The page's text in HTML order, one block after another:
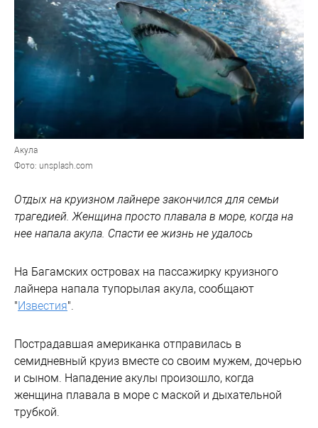
Акула
Фото: unsplash.com
Отдых на круизном лайнере закончился для семьи
трагедией. Женщина просто плавала в море, когда на
нее напала акула. Спасти ее жизнь не удалось
На Багамских островах на пассажирку круизного
лайнера напала тупорылая акула, сообщают
"Известия".
Пострадавшая американка отправилась в
семидневный круиз вместе со своим мужем, дочерью
и сыном. Нападение акулы произошло, когда
женщина плавала в море с маской и дыхательной
трубкой.